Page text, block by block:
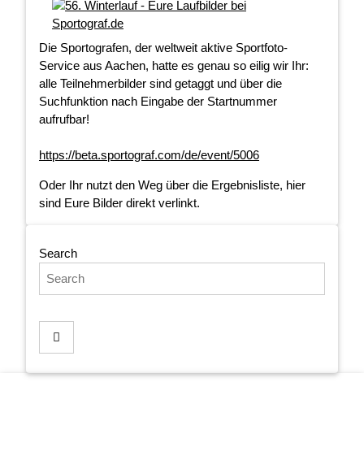
Die Sportografen, der weltweit aktive Sportfoto-
Service aus Aachen, hatte es genau so eilig wir Ihr:
alle Teilnehmerbilder sind getaggt und über die
Suchfunktion nach Eingabe der Startnummer
aufrufbar!
https://beta.sportograf.com/de/event/5006
Oder Ihr nutzt den Weg über die Ergebnisliste, hier
sind Eure Bilder direkt verlinkt.
Search